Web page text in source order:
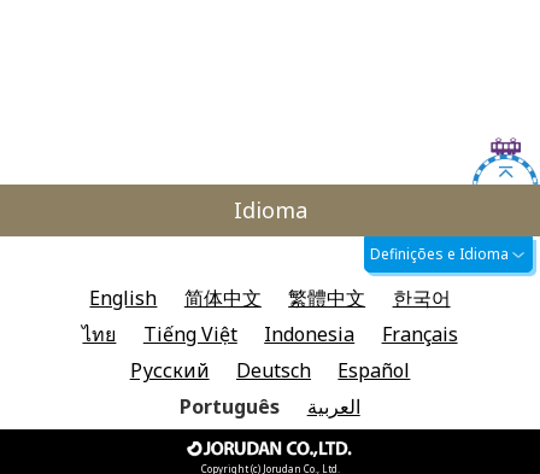
Idioma
Definições e Idioma
English 简体中文 繁體中文
한국어
ไทย
Tiếng Việt Indonesia
Français
Русский
Deutsch
Español
Português
العربية
Copyright (c) Jorudan Co., Ltd.